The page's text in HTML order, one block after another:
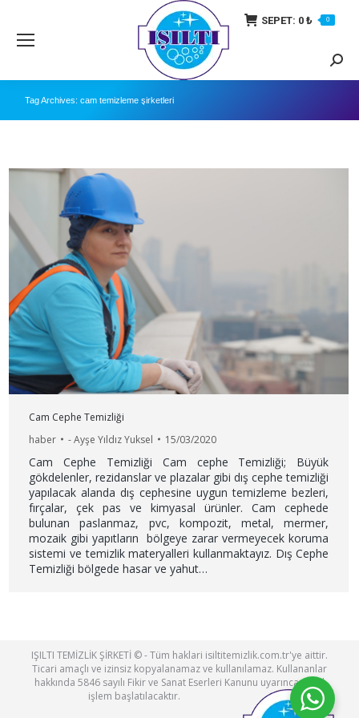
SEPET: 0 ₺ 0
Tag Archives:cam temizleme şirketleri
Cam Cephe Temizliği
haber
-Ayşe Yıldız Yuksel 15/03/2020
Cam Cephe Temizliği Cam cephe Temizliği; Büyük
gökdelenler, rezidanslar ve plazalar gibi dış cephe temizliği
yapılacak alanda dış cephesine uygun temizleme bezleri,
fırçalar, çek pas ve kimyasal ürünler. Cam cephede
bulunan paslanmaz, pvc, kompozit, metal, mermer,
mozaik gibi yapıtların bölgeye zarar vermeyecek koruma
sistemi ve temizlik materyalleri kullanmaktayız. Dış Cephe
Temizliği bölgede hasar ve yahut…
IŞILTI TEMİZLİK ŞİRKETİ © - Tüm haklari isiltitemizlik.com.tr'ye aittir.
Ticari amaçlı ve izinsiz kopyalanamaz ve kullanılamaz. Kullananlar
hakkında 5846 sayılı Fikir ve Sanat Eserleri Kanunu uyarınca yasal
işlem başlatılacaktır.